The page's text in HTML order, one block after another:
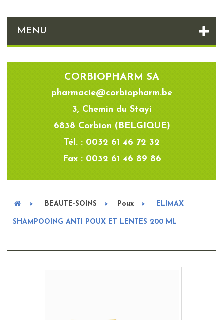
MENU
CORBIOPHARM SA
pharmacie@corbiopharm.be
3, Chemin du Stayi
6838 Corbion (BELGIQUE)
Tél. : 0032 61 46 72 32
Fax : 0032 61 46 89 86
> BEAUTE-SOINS > Poux > ELIMAX
SHAMPOOING ANTI POUX ET LENTES 200 ML